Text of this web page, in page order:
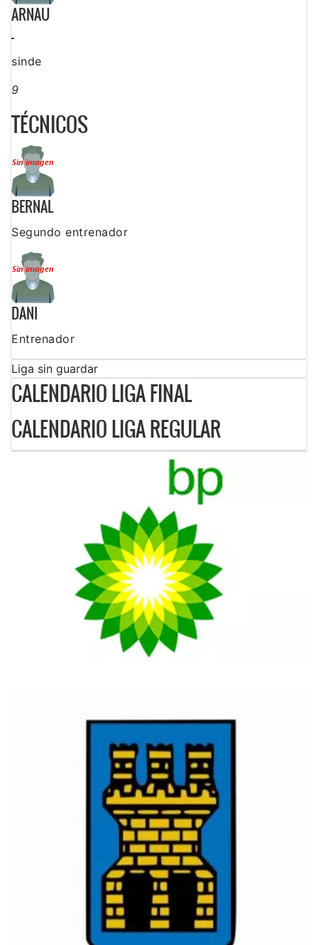
ARNAU
-
sinde
9
TÉCNICOS
BERNAL
Segundo entrenador
DANI
Entrenador
Liga sin guardar
CALENDARIO LIGA FINAL
CALENDARIO LIGA REGULAR